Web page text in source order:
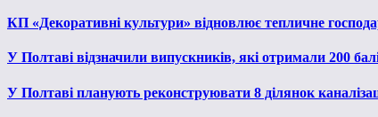
КП «Декоративні культури» відновлює тепличне
У Полтаві відзначили випускників, які отримали 200
У Полтаві планують реконструювати 8 ділянок